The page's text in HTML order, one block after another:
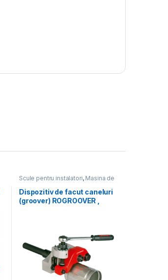
Scule pentru instalatori, Masina de
Dispozitiv de facut caneluri
(groover) ROGROOVER ,